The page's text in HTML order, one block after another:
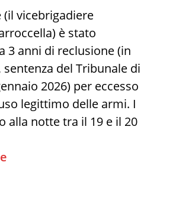
(il vicebrigadiere
è stato
3 anni di reclusione (in
del Tribunale di
2026) per eccesso
legittimo delle armi. I
alla notte tra il 19 e il 20